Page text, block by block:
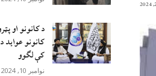
د کانونو او
کانونو عواید
کې لګوو
نوامبر 10, 2024